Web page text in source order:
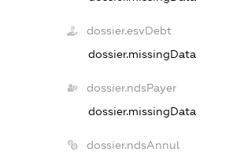
dossier.esvDebt
dossier.missingData
dossier.ndsPayer
dossier.missingData
dossier.ndsAnnul